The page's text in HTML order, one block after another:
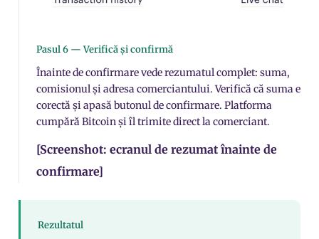
Pasul 6 — Verifică și confirmă
Înainte de confirmare vede rezumatul complet: suma,
comisionul și adresa comerciantului. Verifică că suma e
corectă și apasă butonul de confirmare. Platforma
cumpără Bitcoin și îl trimite direct la comerciant.
[Screenshot: ecranul de rezumat înainte de
confirmare]
Rezultatul